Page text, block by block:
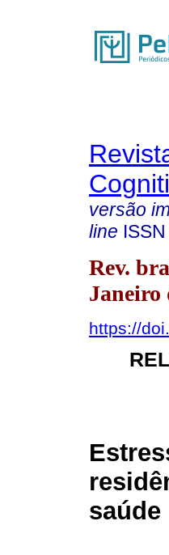
versão
line ISSN
Rev.
Janeiro
https://
saúde